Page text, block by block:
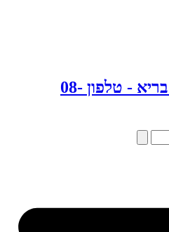
מרכז ידע לאורח חיים בריא - טלפון 08-